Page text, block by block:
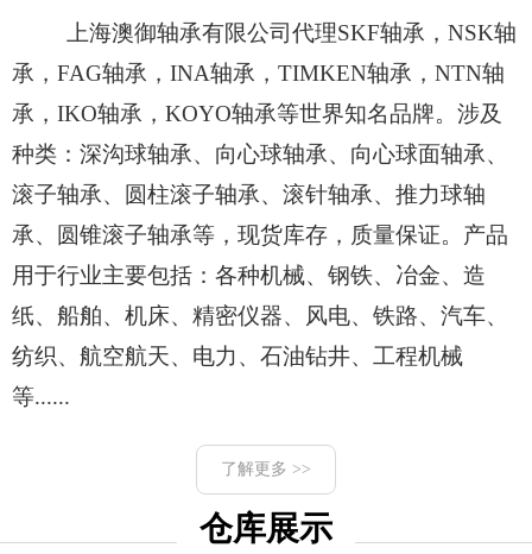
上海澳御轴承有限公司代理SKF轴承，NSK轴
承，FAG轴承，INA轴承，TIMKEN轴承，NTN轴
承，IKO轴承，KOYO轴承等世界知名品牌。涉及
种类：深沟球轴承、向心球轴承、向心球面轴承、
滚子轴承、圆柱滚子轴承、滚针轴承、推力球轴
承、圆锥滚子轴承等，现货库存，质量保证。产品
用于行业主要包括：各种机械、钢铁、冶金、造
纸、船舶、机床、精密仪器、风电、铁路、汽车、
纺织、航空航天、电力、石油钻井、工程机械
等......
了解更多 >>
仓库展示